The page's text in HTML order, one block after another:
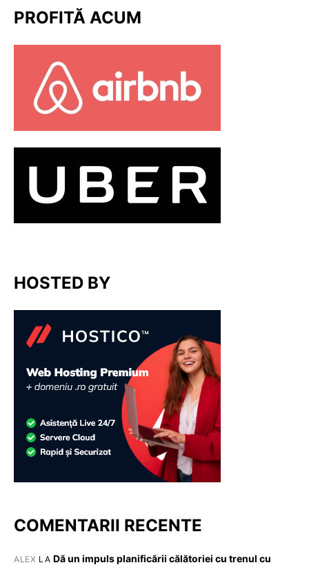
PROFITĂ ACUM
HOSTED BY
COMENTARII RECENTE
ALEX LA Dă un impuls planificării călătoriei cu trenul cu